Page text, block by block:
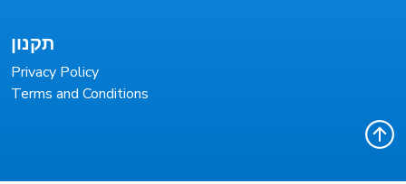
תקנון
Privacy Policy
Terms and Conditions